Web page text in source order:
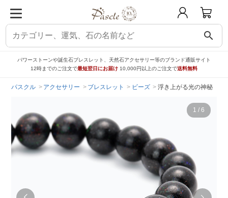
search
パワーストーンや誕生石ブレスレット、天然石アクセサリー等のブランド通販サイト
12時までのご注文で最短翌日にお届け 10,000円以上のご注文で送料無料
パスクル アクセサリー ブレスレット ビーズ 浮き上がる光の神秘 【
1 / 6